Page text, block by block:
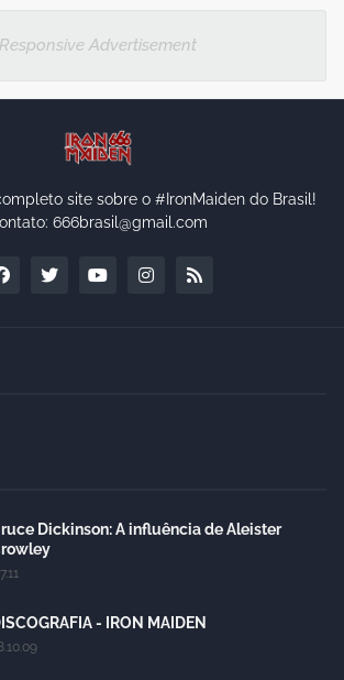
Responsive Advertisement
site sobre o #IronMaiden do Brasil!
666brasil@gmail.com
Dickinson: A influência de Aleister
- IRON MAIDEN